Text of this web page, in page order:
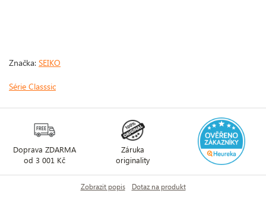
Značka: SEIKO
Série Classsic
Doprava ZDARMA
od 3 001 Kč
Záruka
originality
Zobrazit popis Dotaz na produkt